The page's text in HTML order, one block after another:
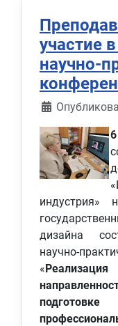
участие
научно-
Информация
дизайна
научно-
«